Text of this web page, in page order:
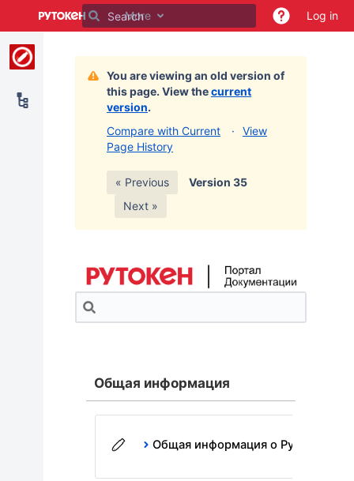
content
assistive.skiplink.to.breadcrumbs
assistive.skiplink.to.header.menu
assistive.skiplink.to.action.menu
assistive.skiplink.to.quick.search
More Log in
You are viewing an old version of
this page. View thecurrent
version.
Compare with Current
View
Page History
« Previous
Version 35
Next »
Общая информация
Общая информация о Рутокен